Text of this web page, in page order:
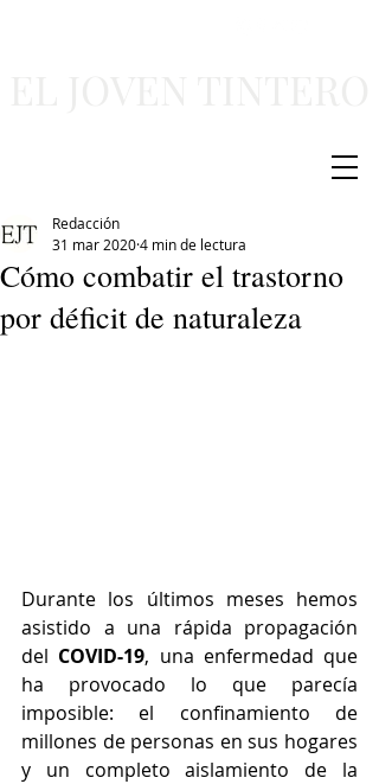
Cómo combatir el trastorno
por déficit de naturaleza
Redacción
31 mar 20204 min de lectura
Durante los últimos meses hemos
asistido a una rápida propagación
del COVID-19, una enfermedad que
ha provocado lo que parecía
imposible: el confinamiento de
millones de personas en sus hogares
y un completo aislamiento de la